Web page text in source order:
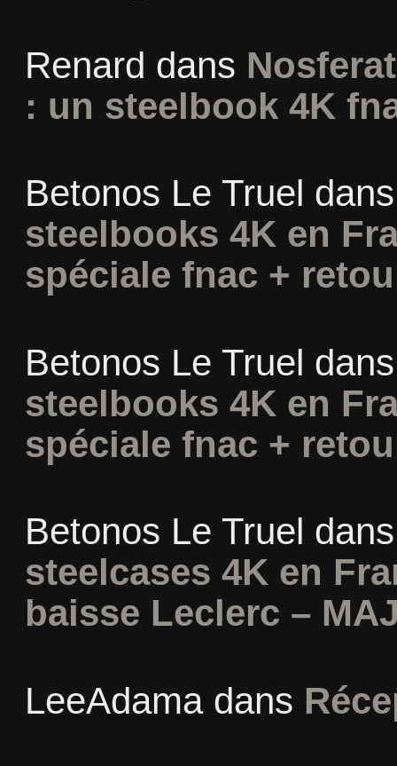
Renard dans
: un steelbook 4K
Betonos Le Truel
steelbooks 4K en
spéciale fnac +
Betonos Le Truel
steelbooks 4K en
spéciale fnac +
Betonos Le Truel
steelcases 4K en
baisse Leclerc –
LeeAdamadans